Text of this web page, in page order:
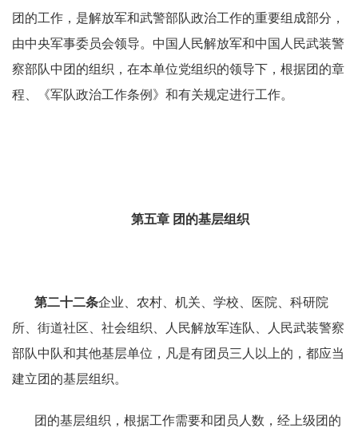
团的工作，是解放军和武警部队政治工作的重要组成部分，
由中央军事委员会领导。中国人民解放军和中国人民武装警
察部队中团的组织，在本单位党组织的领导下，根据团的章
程、《军队政治工作条例》和有关规定进行工作。
第五章 团的基层组织
第二十二条企业、农村、机关、学校、医院、科研院
所、街道社区、社会组织、人民解放军连队、人民武装警察
部队中队和其他基层单位，凡是有团员三人以上的，都应当
建立团的基层组织。
团的基层组织，根据工作需要和团员人数，经上级团的